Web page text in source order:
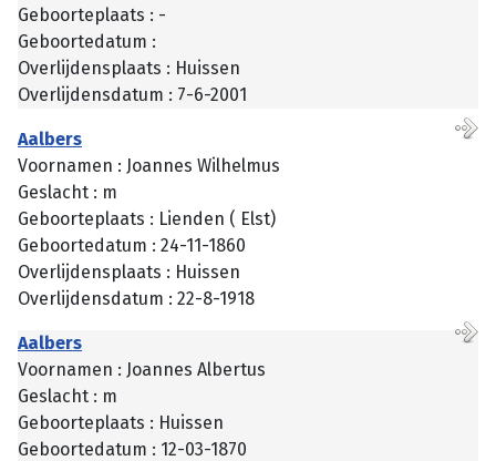
Geboorteplaats : -
Geboortedatum :
Overlijdensplaats : Huissen
Overlijdensdatum : 7-6-2001
Aalbers
Voornamen : Joannes Wilhelmus
Geslacht : m
Geboorteplaats : Lienden ( Elst)
Geboortedatum : 24-11-1860
Overlijdensplaats : Huissen
Overlijdensdatum : 22-8-1918
Aalbers
Voornamen : Joannes Albertus
Geslacht : m
Geboorteplaats : Huissen
Geboortedatum : 12-03-1870